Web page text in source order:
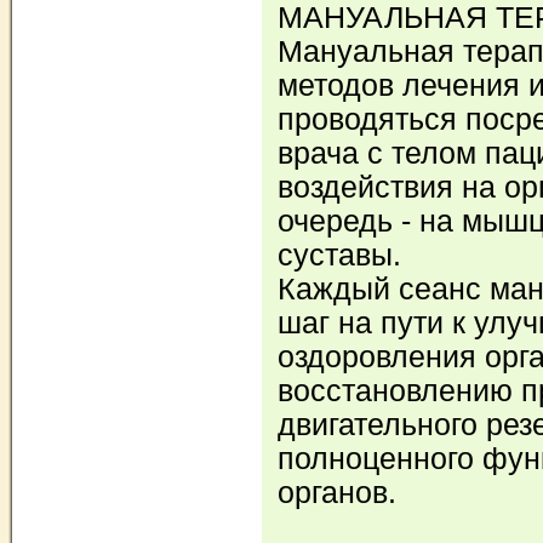
МАНУАЛЬНАЯ
Мануальная
методов лечения
проводяться
врача с телом
воздействия на
очередь - на
суставы.
Каждый сеанс
шаг на пути к
оздоровления
восстановлению
двигательного
полноценного
органов.